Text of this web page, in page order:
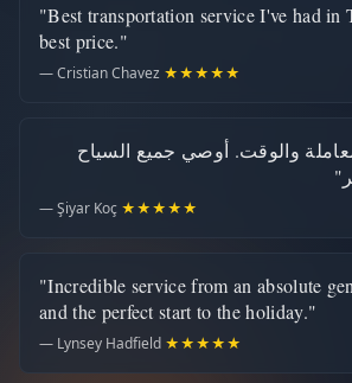
"Best transportation service I've had in
best price."
— Cristian Chavez ★★★★★
والوقت. أوصي جميع السياح
— Şiyar Koç ★★★★★
"Incredible service from an absolute
and the perfect start to the holiday."
— Lynsey Hadfield ★★★★★